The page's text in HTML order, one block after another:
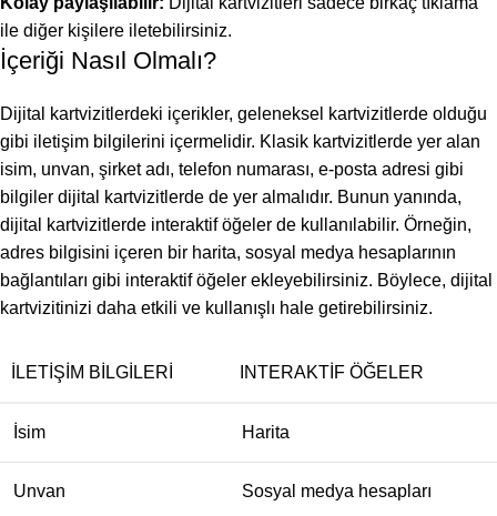
ile diğer kişilere iletebilirsiniz.
İçeriği Nasıl Olmalı?
Dijital kartvizitlerdeki içerikler, geleneksel kartvizitlerde olduğu
gibi iletişim bilgilerini içermelidir. Klasik kartvizitlerde yer alan
isim, unvan, şirket adı, telefon numarası, e-posta adresi gibi
bilgiler dijital kartvizitlerde de yer almalıdır. Bunun yanında,
dijital kartvizitlerde interaktif öğeler de kullanılabilir. Örneğin,
adres bilgisini içeren bir harita, sosyal medya hesaplarının
bağlantıları gibi interaktif öğeler ekleyebilirsiniz. Böylece, dijital
kartvizitinizi daha etkili ve kullanışlı hale getirebilirsiniz.
İLETIŞIM BILGILERI INTERAKTIF ÖĞELER
İsim Harita
Unvan Sosyal medya hesapları